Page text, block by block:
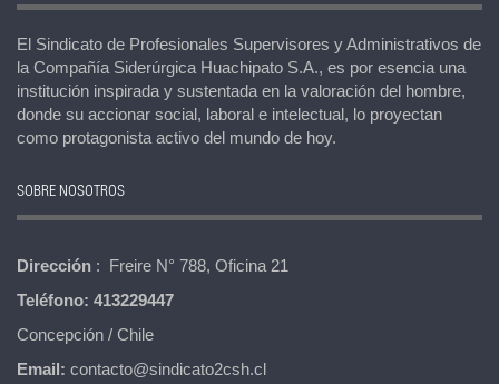
El Sindicato de Profesionales Supervisores y Administrativos de
la Compañía Siderúrgica Huachipato S.A., es por esencia una
institución inspirada y sustentada en la valoración del hombre,
donde su accionar social, laboral e intelectual, lo proyectan
como protagonista activo del mundo de hoy.
SOBRE NOSOTROS
Dirección : Freire N° 788, Oficina 21
Teléfono: 413229447
Concepción / Chile
Email: contacto@sindicato2csh.cl